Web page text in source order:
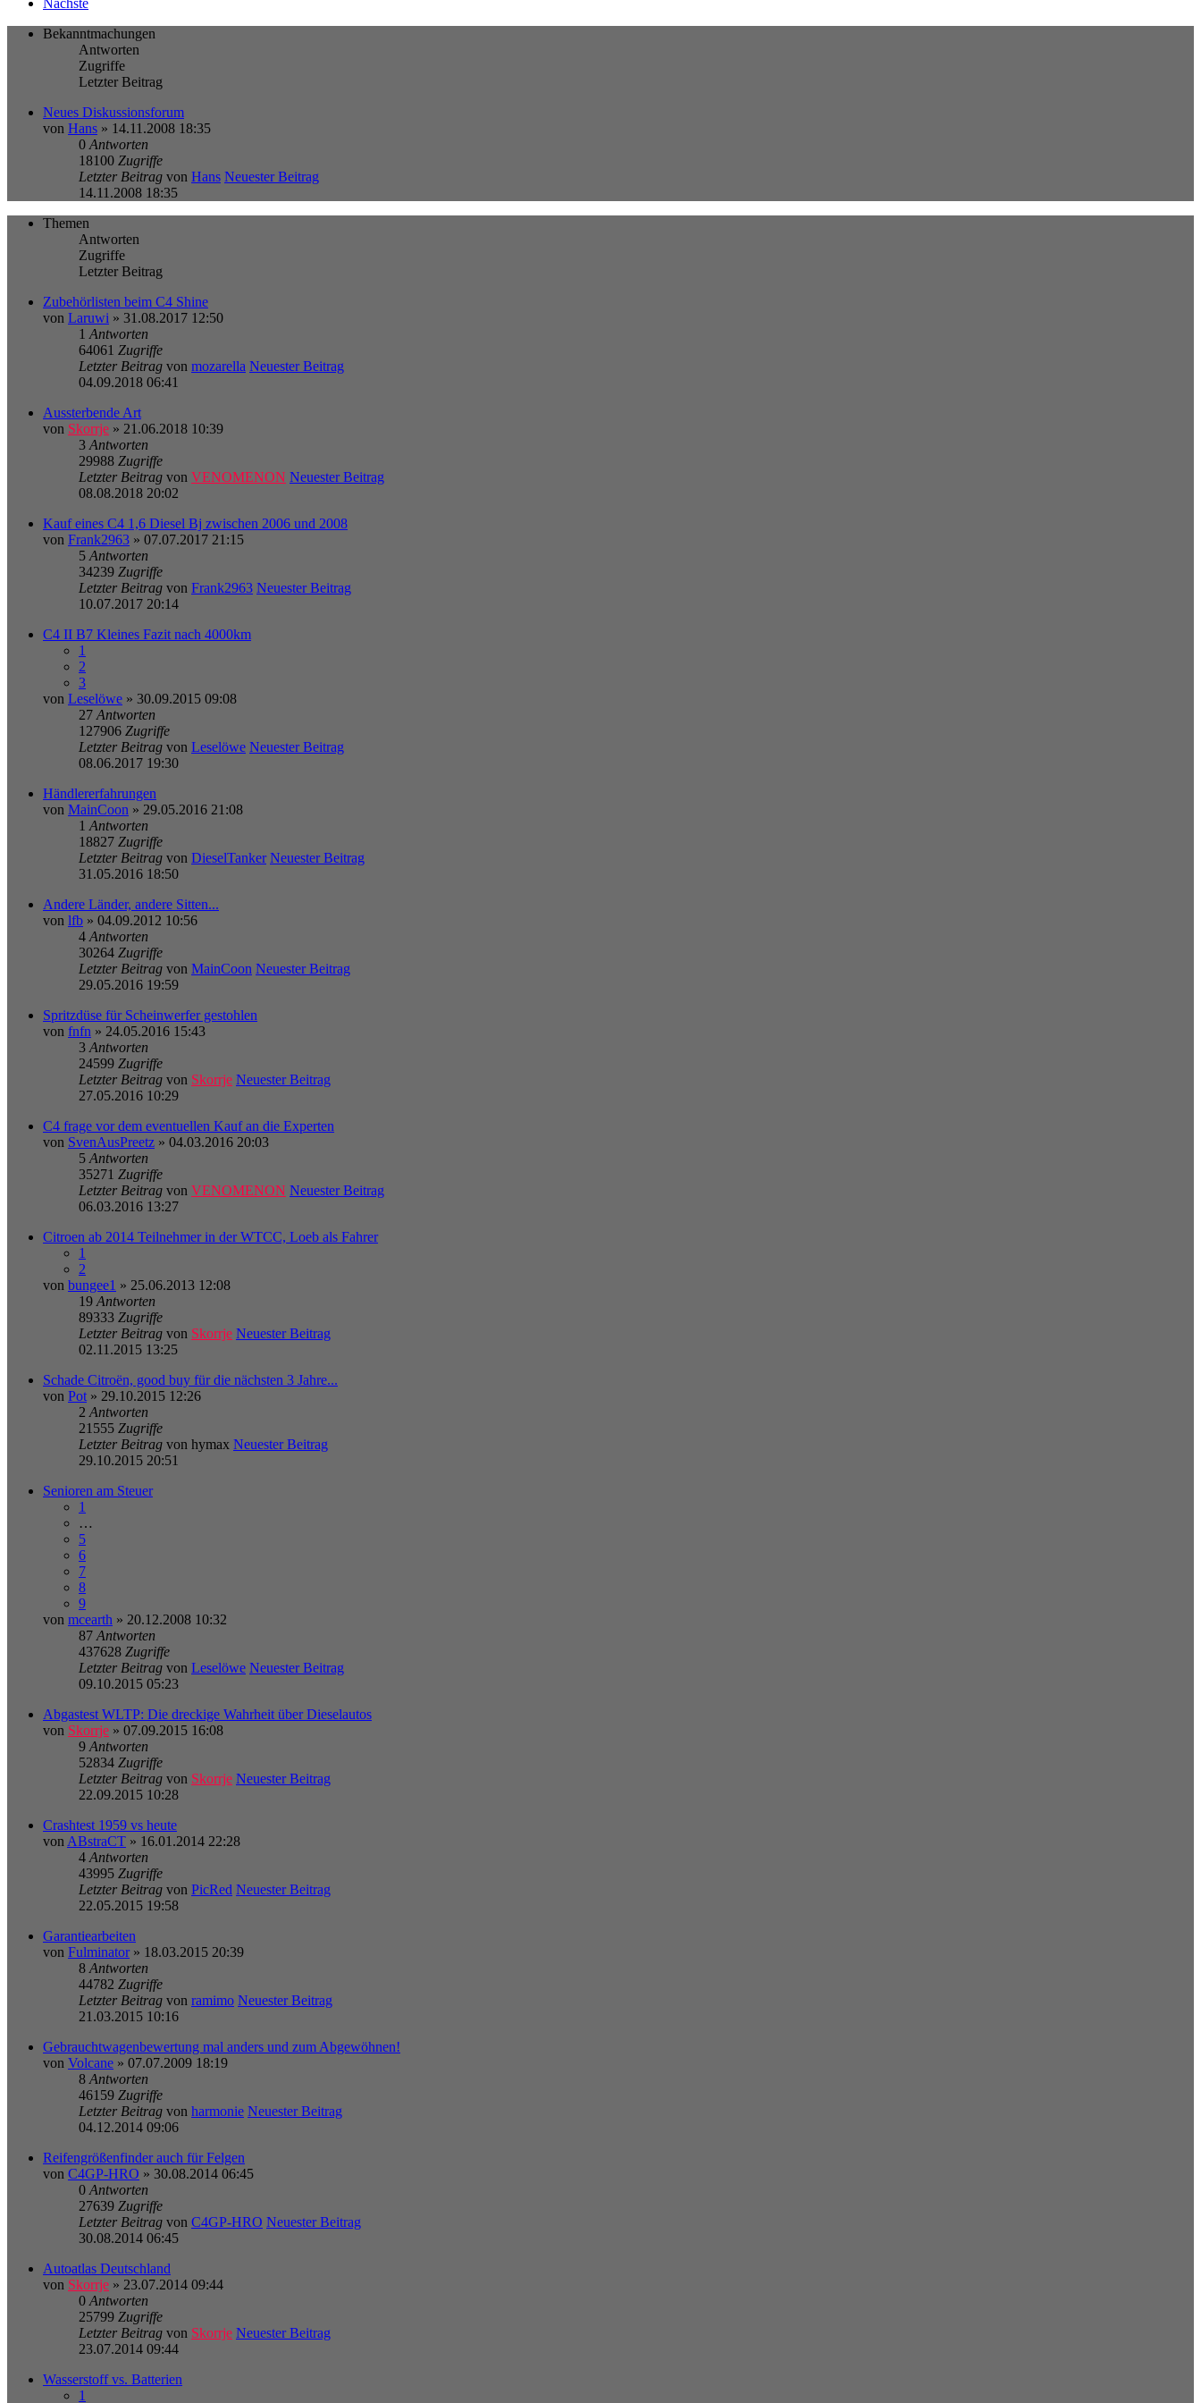
Nächste
Bekanntmachungen
Antworten
Zugriffe
Letzter Beitrag
Neues Diskussionsforum
von Hans » 14.11.2008 18:35
0Antworten
18100 Zugriffe
Letzter Beitrag von Hans Neuester Beitrag
14.11.2008 18:35
Themen
Antworten
Zugriffe
Letzter Beitrag
Zubehörlisten beim C4 Shine
von Laruwi » 31.08.2017 12:50
1Antworten
64061 Zugriffe
Letzter Beitrag von mozarella Neuester Beitrag
04.09.2018 06:41
Aussterbende Art
von Skorrje » 21.06.2018 10:39
3Antworten
29988 Zugriffe
Letzter Beitrag von VENOMENON Neuester Beitrag
08.08.2018 20:02
Kauf eines C4 1,6 Diesel Bj zwischen 2006 und 2008
von Frank2963 » 07.07.2017 21:15
5Antworten
34239 Zugriffe
Letzter Beitrag von Frank2963 Neuester Beitrag
10.07.2017 20:14
C4 II B7 Kleines Fazit nach 4000km
1
2
3
von Leselöwe » 30.09.2015 09:08
27Antworten
127906 Zugriffe
Letzter Beitrag von Leselöwe Neuester Beitrag
08.06.2017 19:30
Händlererfahrungen
von MainCoon » 29.05.2016 21:08
1Antworten
18827 Zugriffe
Letzter Beitrag von DieselTanker Neuester Beitrag
31.05.2016 18:50
Andere Länder, andere Sitten...
von lfb » 04.09.2012 10:56
4Antworten
30264 Zugriffe
Letzter Beitrag von MainCoon Neuester Beitrag
29.05.2016 19:59
Spritzdüse für Scheinwerfer gestohlen
von fnfn » 24.05.2016 15:43
3Antworten
24599 Zugriffe
Letzter Beitrag von Skorrje Neuester Beitrag
27.05.2016 10:29
C4 frage vor dem eventuellen Kauf an die Experten
von SvenAusPreetz » 04.03.2016 20:03
5Antworten
35271 Zugriffe
Letzter Beitrag von VENOMENON Neuester Beitrag
06.03.2016 13:27
Citroen ab 2014 Teilnehmer in der WTCC, Loeb als Fahrer
1
2
von bungee1 » 25.06.2013 12:08
19Antworten
89333 Zugriffe
Letzter Beitrag von Skorrje Neuester Beitrag
02.11.2015 13:25
Schade Citroën, good buy für die nächsten 3 Jahre...
von Pot» 29.10.2015 12:26
2Antworten
21555 Zugriffe
Letzter Beitrag von hymax Neuester Beitrag
29.10.2015 20:51
Senioren am Steuer
1
…
5
6
7
8
9
von mcearth » 20.12.2008 10:32
87Antworten
437628 Zugriffe
Letzter Beitrag von Leselöwe Neuester Beitrag
09.10.2015 05:23
Abgastest WLTP: Die dreckige Wahrheit über Dieselautos
von Skorrje » 07.09.2015 16:08
9Antworten
52834 Zugriffe
Letzter Beitrag von Skorrje Neuester Beitrag
22.09.2015 10:28
Crashtest 1959 vs heute
vonABstraCT » 16.01.2014 22:28
4Antworten
43995 Zugriffe
Letzter Beitrag von PicRed Neuester Beitrag
22.05.2015 19:58
Garantiearbeiten
von Fulminator » 18.03.2015 20:39
8Antworten
44782 Zugriffe
Letzter Beitrag von ramimo Neuester Beitrag
21.03.2015 10:16
Gebrauchtwagenbewertung mal anders und zum Abgewöhnen!
von Volcane » 07.07.2009 18:19
8Antworten
46159 Zugriffe
Letzter Beitrag von harmonie Neuester Beitrag
04.12.2014 09:06
Reifengrößenfinder auch für Felgen
von C4GP-HRO » 30.08.2014 06:45
0Antworten
27639 Zugriffe
Letzter Beitrag von C4GP-HRO Neuester Beitrag
30.08.2014 06:45
Autoatlas Deutschland
von Skorrje » 23.07.2014 09:44
0Antworten
25799 Zugriffe
Letzter Beitrag von Skorrje Neuester Beitrag
23.07.2014 09:44
Wasserstoff vs. Batterien
1